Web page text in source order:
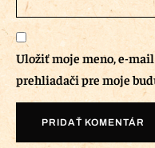
Uložiť moje meno, e-
prehliadači pre moje